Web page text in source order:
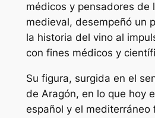
médicos y pensadores de
medieval, desempeñó un
la historia del vino al
con fines médicos y
Su figura, surgida en el
de Aragón, en lo que hoy
español y el mediterráneo